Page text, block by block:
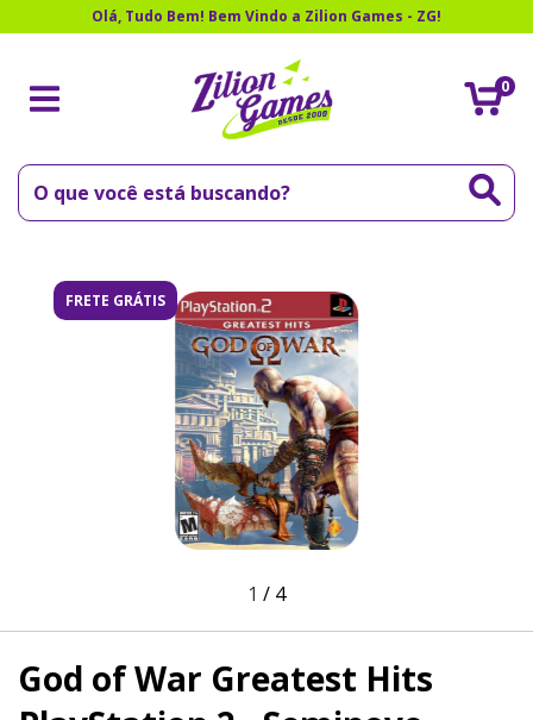
Olá, Tudo Bem! Bem Vindo a Zilion Games - ZG!
0
FRETE GRÁTIS
1 / 4
God of War Greatest Hits